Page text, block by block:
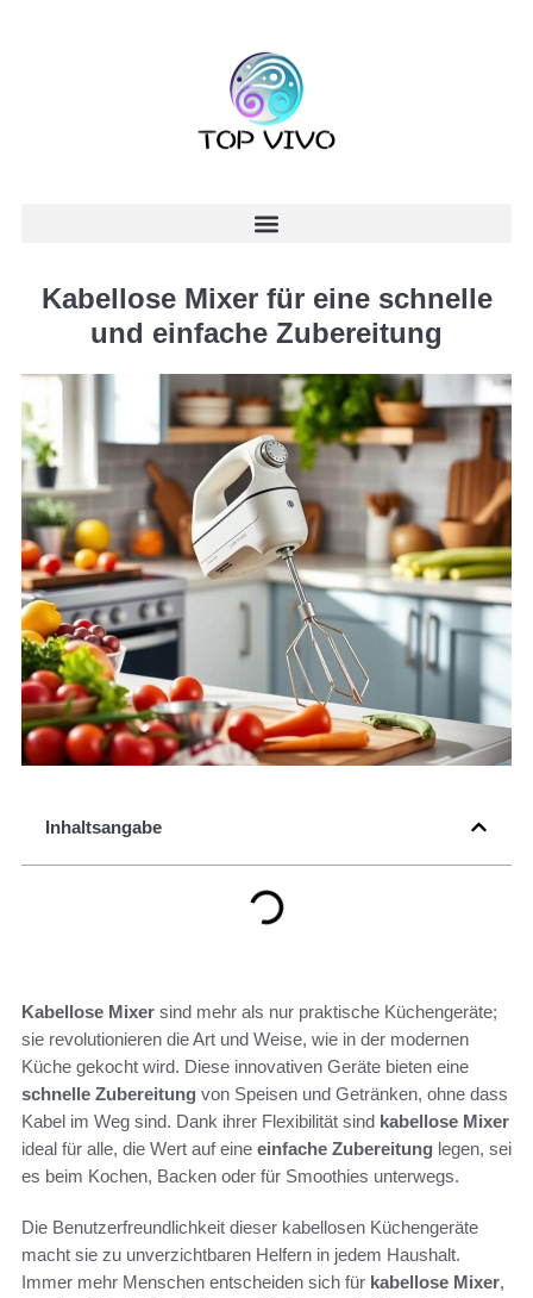
Kabellose Mixer für eine schnelle
und einfache Zubereitung
Inhaltsangabe
Kabellose Mixer sind mehr als nur praktische Küchengeräte;
sie revolutionieren die Art und Weise, wie in der modernen
Küche gekocht wird. Diese innovativen Geräte bieten eine
schnelle Zubereitung von Speisen und Getränken, ohne dass
Kabel im Weg sind. Dank ihrer Flexibilität sind kabellose Mixer
ideal für alle, die Wert auf eine einfache Zubereitung legen, sei
es beim Kochen, Backen oder für Smoothies unterwegs.
Die Benutzerfreundlichkeit dieser kabellosen Küchengeräte
macht sie zu unverzichtbaren Helfern in jedem Haushalt.
Immer mehr Menschen entscheiden sich für kabellose Mixer,